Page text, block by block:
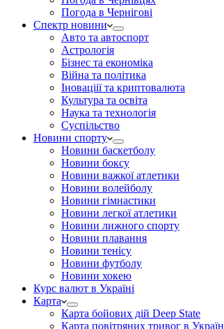
Погода в Чернігові
Спектр новини
Авто та автоспорт
Астрологія
Бізнес та економіка
Війна та політика
Іноваціії та криптовалюта
Культура та освіта
Наука та технологія
Суспільство
Новини спорту
Новини баскетболу
Новини боксу
Новини важкої атлетики
Новини волейболу
Новини гімнастики
Новини легкої атлетики
Новини лижного спорту
Новини плавання
Новини тенісу
Новини футболу
Новини хокею
Курс валют в Україні
Карта
Карта бойових дій Deep State
Карта повітряних тривог в